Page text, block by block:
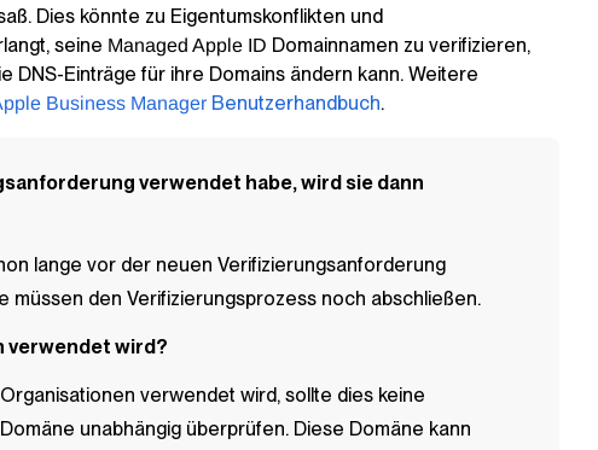
Dies könnte zu Eigentumskonflikten und
seine Managed Apple ID Domainnamen zu verifizieren,
DNS-Einträge für ihre Domains ändern kann. Weitere
Business Manager Benutzerhandbuch.
verwendet habe, wird sie dann
lange vor der neuen Verifizierungsanforderung
den Verifizierungsprozess noch abschließen.
verwendet wird?
verwendet wird, sollte dies keine
unabhängig überprüfen. Diese Domäne kann